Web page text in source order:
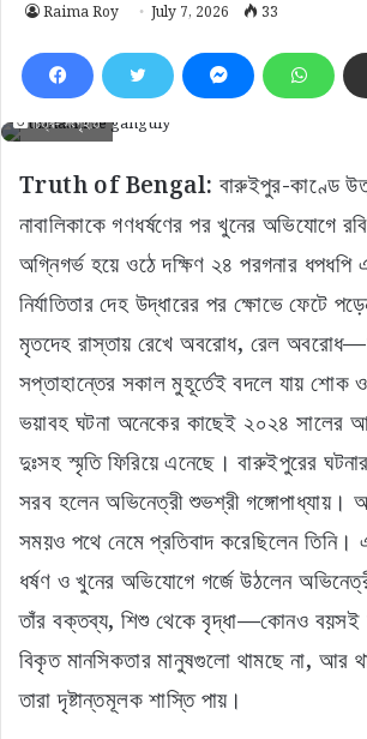
Raima Roy July 7, 2026 33
চিত্র- সংগৃহীত
Truth of Bengal: বারুইপুর-কাণ্ডে
নাবালিকাকে গণধর্ষণের পর খুনের অভিযোগে
অগ্নিগর্ভ হয়ে ওঠে দক্ষিণ ২৪ পরগনার
নির্যাতিতার দেহ উদ্ধারের পর ক্ষোভে ফেটে
মৃতদেহ রাস্তায় রেখে অবরোধ, রেল
সপ্তাহান্তের সকাল মুহূর্তেই বদলে যায়
ভয়াবহ ঘটনা অনেকের কাছেই ২০২৪ সালের
দুঃসহ স্মৃতি ফিরিয়ে এনেছে। বারুইপুরের
সরব হলেন অভিনেত্রী শুভশ্রী
সময়ও পথে নেমে প্রতিবাদ করেছিলেন তিনি।
ধর্ষণ ও খুনের অভিযোগে গর্জে উঠলেন
তাঁর বক্তব্য, শিশু থেকে বৃদ্ধা—কোনও বয়সই
বিকৃত মানসিকতার মানুষগুলো থামছে না, আর
তারা দৃষ্টান্তমূলক শাস্তি পায়।